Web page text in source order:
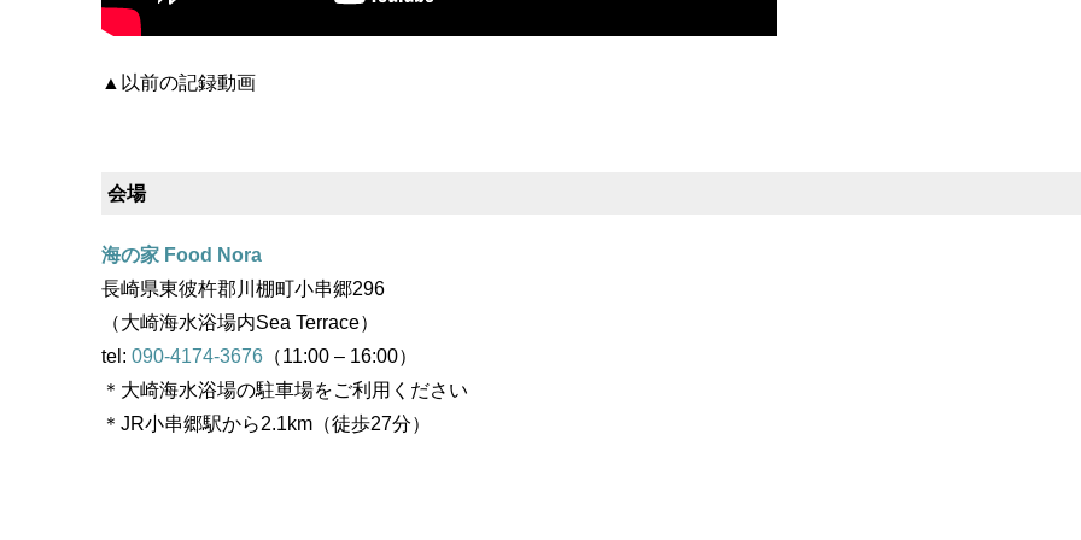
▲以前の記録動画
会場
海の家 Food Nora
長崎県東彼杵郡川棚町小串郷296
（大崎海水浴場内Sea Terrace）
tel: 090-4174-3676 （11:00 – 16:00）
＊大崎海水浴場の駐車場をご利用ください
＊JR小串郷駅から2.1km（徒歩27分）